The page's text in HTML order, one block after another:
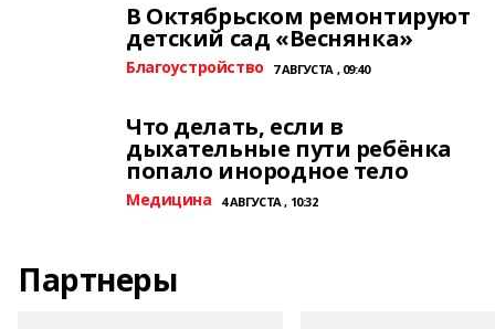
В Октябрьском ремонтируют
детский сад «Веснянка»
Благоустройство 7 АВГУСТА , 09:40
Что делать, если в
дыхательные пути ребёнка
попало инородное тело
Медицина 4 АВГУСТА , 10:32
Партнеры